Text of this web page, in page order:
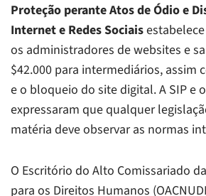
Proteção perante Atos de Ódio e
Internet e Redes Sociais
os administradores de websites e
$42.000 para intermediários, assim
e o bloqueio do site digital. A SIP e
expressaram que qualquer
matéria deve observar as normas
O Escritório do Alto Comissariado
para os Direitos Humanos